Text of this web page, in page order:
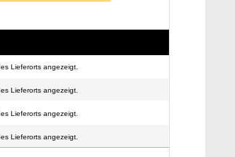
Lieferorts angezeigt.
Lieferorts angezeigt.
Lieferorts angezeigt.
Lieferorts angezeigt.